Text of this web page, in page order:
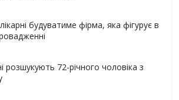
будуватиме фірма, яка фігурує в
розшукують 72-річного чоловіка з